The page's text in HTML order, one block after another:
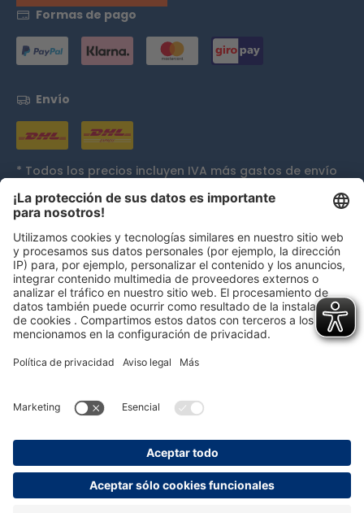
Formas de pago
Envío
* Todos los precios incluyen IVA más gastos de envío
y, si procede, gastos de envío contra reembolso, a
menos que se indique lo contrario.
Galardones
mail@persolog.com
+49 7232 3699-0